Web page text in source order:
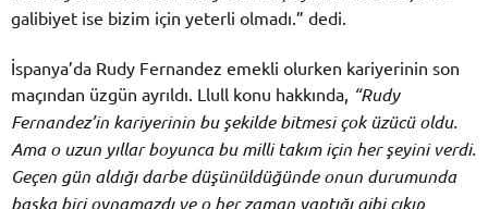
galibiyet ise bizim için yeterli olmadı.” dedi.
İspanya’da Rudy Fernandez emekli olurken kariyerinin son
maçından üzgün ayrıldı. Llull konu hakkında, “Rudy
Fernandez’in kariyerinin bu şekilde bitmesi çok üzücü oldu.
Ama o uzun yıllar boyunca bu milli takım için her şeyini verdi.
Geçen gün aldığı darbe düşünüldüğünde onun durumunda
başka biri oynamazdı ve o her zaman yaptığı gibi çıkıp